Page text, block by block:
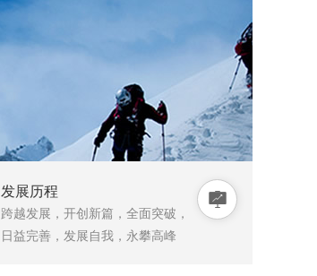
发展历程
跨越发展，开创新篇，全面突破，
日益完善，发展自我，永攀高峰
